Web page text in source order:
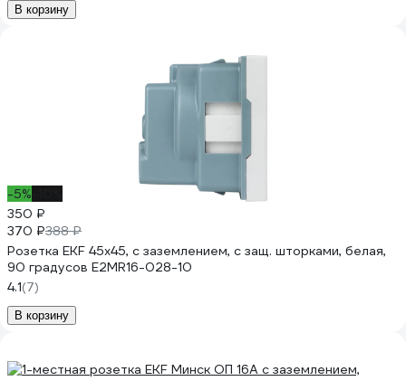
В корзину
-5%
350 ₽
370 ₽388 ₽
Розетка EKF 45х45, с заземлением, с защ. шторками, белая,
90 градусов E2MR16-028-10
4.1(7)
В корзину